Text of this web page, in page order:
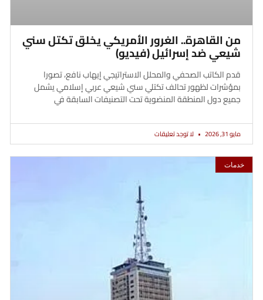
من القاهرة.. الغرور الأمريكي يخلق تكتل سني
شيعي ضد إسرائيل (فيديو)
قدم الكاتب الصحفي والمحلل الاستراتيجي إيهاب نافع، تصورا
بمؤشرات لظهور تحالف تكتلي سني شيعي عربي إسلامي يشمل
جميع دول المنطقة المنضوية تحت التصنيفات السابقة في
مايو 31, 2026 لا توجد تعليقات
خدمات